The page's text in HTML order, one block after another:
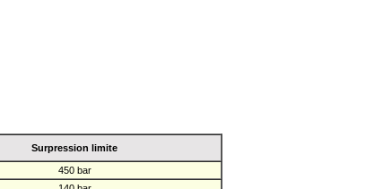
Surpression limite
450 bar